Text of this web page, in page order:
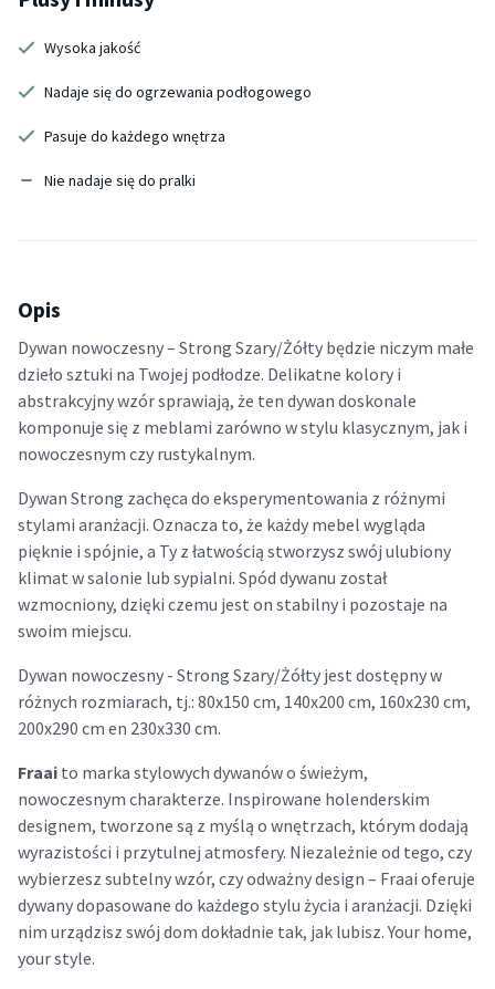
Wysoka jakość
Nadaje się do ogrzewania podłogowego
Pasuje do każdego wnętrza
Nie nadaje się do pralki
Opis
Dywan nowoczesny – Strong Szary/Żółty będzie niczym małe
dzieło sztuki na Twojej podłodze. Delikatne kolory i
abstrakcyjny wzór sprawiają, że ten dywan doskonale
komponuje się z meblami zarówno w stylu klasycznym, jak i
nowoczesnym czy rustykalnym.
Dywan Strong zachęca do eksperymentowania z różnymi
stylami aranżacji. Oznacza to, że każdy mebel wygląda
pięknie i spójnie, a Ty z łatwością stworzysz swój ulubiony
klimat w salonie lub sypialni. Spód dywanu został
wzmocniony, dzięki czemu jest on stabilny i pozostaje na
swoim miejscu.
Dywan nowoczesny - Strong Szary/Żółty jest dostępny w
różnych rozmiarach, tj.: 80x150 cm, 140x200 cm, 160x230 cm,
200x290 cm en 230x330 cm.
Fraai to marka stylowych dywanów o świeżym,
nowoczesnym charakterze. Inspirowane holenderskim
designem, tworzone są z myślą o wnętrzach, którym dodają
wyrazistości i przytulnej atmosfery. Niezależnie od tego, czy
wybierzesz subtelny wzór, czy odważny design – Fraai oferuje
dywany dopasowane do każdego stylu życia i aranżacji. Dzięki
nim urządzisz swój dom dokładnie tak, jak lubisz. Your home,
your style.